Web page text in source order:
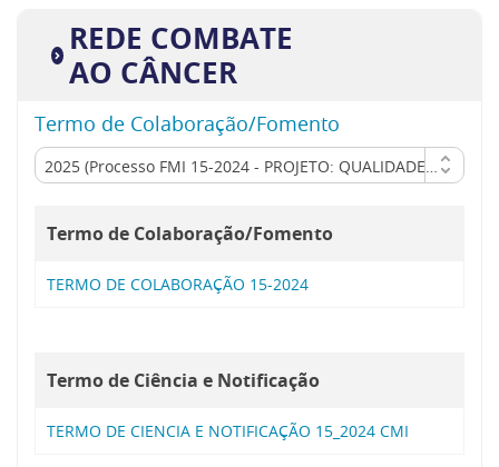
REDE COMBATE
AO CÂNCER
Termo de Colaboração/Fomento
2025 (Processo FMI 15-2024 - PROJETO: QUALIDADE A MESA I - TERMO DE FOMENTO)
Termo de Colaboração/Fomento
TERMO DE COLABORAÇÃO 15-2024
Termo de Ciência e Notificação
TERMO DE CIENCIA E NOTIFICAÇÃO 15_2024 CMI